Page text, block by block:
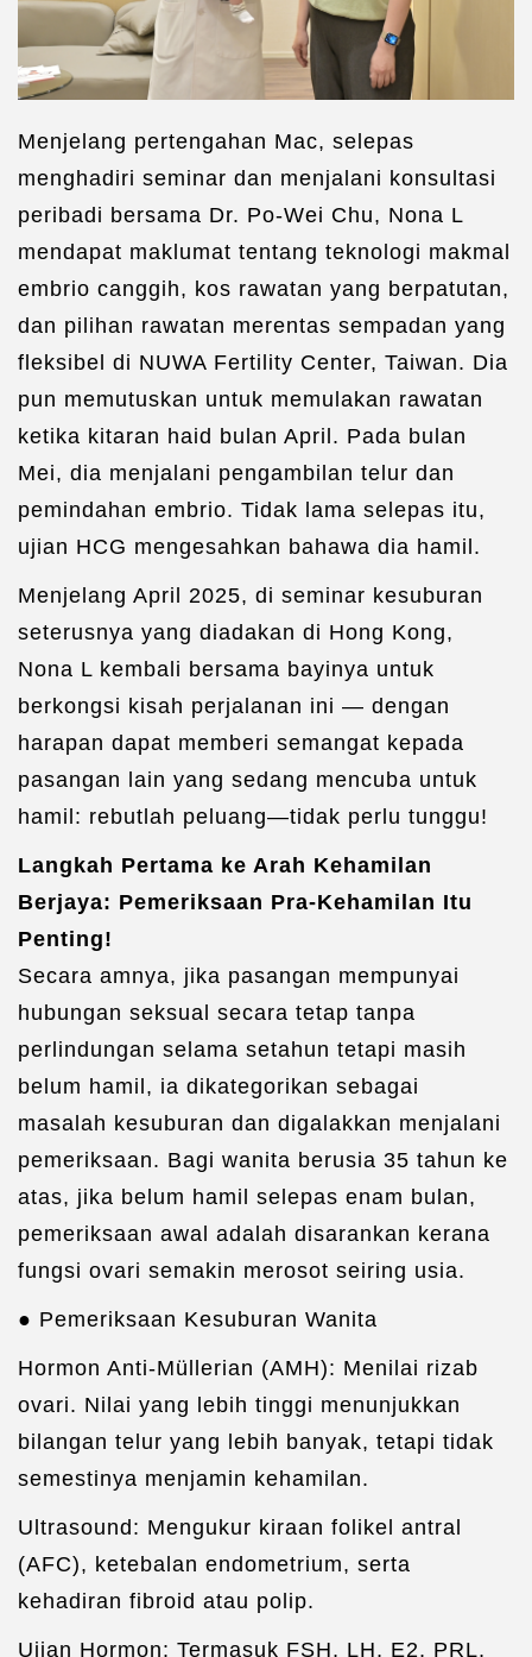
Menjelang pertengahan Mac, selepas
menghadiri seminar dan menjalani konsultasi
peribadi bersama Dr. Po-Wei Chu, Nona L
mendapat maklumat tentang teknologi makmal
embrio canggih, kos rawatan yang berpatutan,
dan pilihan rawatan merentas sempadan yang
fleksibel di NUWA Fertility Center, Taiwan. Dia
pun memutuskan untuk memulakan rawatan
ketika kitaran haid bulan April. Pada bulan
Mei, dia menjalani pengambilan telur dan
pemindahan embrio. Tidak lama selepas itu,
ujian HCG mengesahkan bahawa dia hamil.
Menjelang April 2025, di seminar kesuburan
seterusnya yang diadakan di Hong Kong,
Nona L kembali bersama bayinya untuk
berkongsi kisah perjalanan ini — dengan
harapan dapat memberi semangat kepada
pasangan lain yang sedang mencuba untuk
hamil: rebutlah peluang—tidak perlu tunggu!
Langkah Pertama ke Arah Kehamilan
Berjaya: Pemeriksaan Pra-Kehamilan Itu
Penting!
Secara amnya, jika pasangan mempunyai
hubungan seksual secara tetap tanpa
perlindungan selama setahun tetapi masih
belum hamil, ia dikategorikan sebagai
masalah kesuburan dan digalakkan menjalani
pemeriksaan. Bagi wanita berusia 35 tahun ke
atas, jika belum hamil selepas enam bulan,
pemeriksaan awal adalah disarankan kerana
fungsi ovari semakin merosot seiring usia.
● Pemeriksaan Kesuburan Wanita
Hormon Anti-Müllerian (AMH): Menilai rizab
ovari. Nilai yang lebih tinggi menunjukkan
bilangan telur yang lebih banyak, tetapi tidak
semestinya menjamin kehamilan.
Ultrasound: Mengukur kiraan folikel antral
(AFC), ketebalan endometrium, serta
kehadiran fibroid atau polip.
Ujian Hormon: Termasuk FSH, LH, E2, PRL,